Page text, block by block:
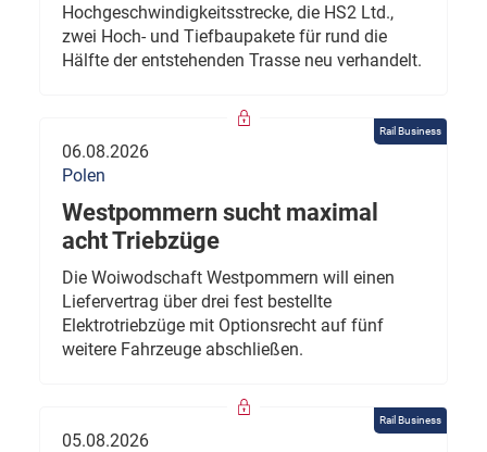
Hochgeschwindigkeitsstrecke, die HS2 Ltd.,
zwei Hoch- und Tiefbaupakete für rund die
Hälfte der entstehenden Trasse neu verhandelt.
Rail Business
06.08.2026
Polen
Westpommern sucht maximal
acht Triebzüge
Die Woiwodschaft Westpommern will einen
Liefervertrag über drei fest bestellte
Elektrotriebzüge mit Optionsrecht auf fünf
weitere Fahrzeuge abschließen.
Rail Business
05.08.2026